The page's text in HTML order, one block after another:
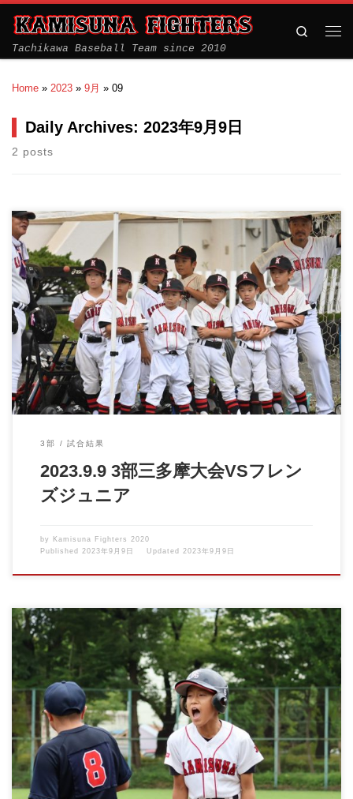
Tachikawa Baseball Team since 2010
Search
Home » 2023 » 9月 » 09
Daily Archives: 2023年9月9日
2 posts
３部 三多摩大会予選 VSフレンズジュニア 先週に続き予選の２
戦目 […]
3部 試合結果
2023.9.9 3部三多摩大会VSフレン
ズジュニア
by Kamisuna Fighters 2020
Published 2023年9月9日 Updated 2023年9月9日
2023.09.09 1部三多摩大会(秋季)VS白糸台ホワイトキングス &nbs
[…]